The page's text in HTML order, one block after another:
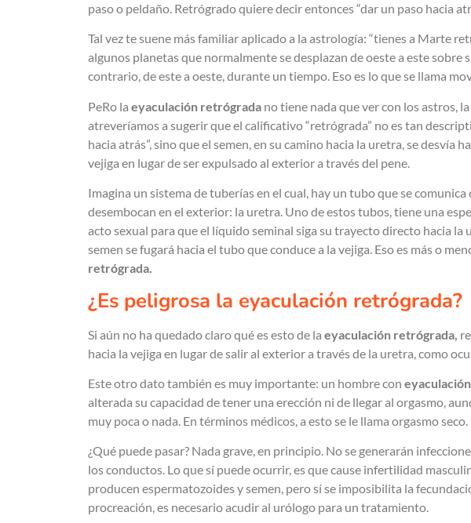
paso o peldaño. Retrógrado quiere decir entonces “dar un paso hacia
Tal vez te suene más familiar aplicado a la astrología: “tienes a Marte
algunos planetas que normalmente se desplazan de oeste a este
contrario, de este a oeste, durante un tiempo. Eso es lo que se llama
PeRo la eyaculación retrógrada no tiene nada que ver con los astros,
atreveríamos a sugerir que el calificativo “retrógrada” no es tan
hacia atrás”, sino que el semen, en su camino hacia la uretra, se desvía
vejiga en lugar de ser expulsado al exterior a través del pene.
Imagina un sistema de tuberías en el cual, hay un tubo que se
desembocan en el exterior: la uretra. Uno de estos tubos, tiene una
acto sexual para que el líquido seminal siga su trayecto directo hacia la
semen se fugará hacia el tubo que conduce a la vejiga. Eso es más o
retrógrada.
¿Es peligrosa la eyaculación retrógrada?
Si aún no ha quedado claro qué es esto de la eyaculación retrógrada,
hacia la vejiga en lugar de salir al exterior a través de la uretra, como
Este otro dato también es muy importante: un hombre con
alterada su capacidad de tener una erección ni de llegar al orgasmo,
muy poca o nada. En términos médicos, a esto se le llama orgasmo seco.
¿Qué puede pasar? Nada grave, en principio. No se generarán
los conductos. Lo que sí puede ocurrir, es que cause infertilidad
producen espermatozoides y semen, pero sí se imposibilita la
procreación, es necesario acudir al urólogo para un tratamiento.